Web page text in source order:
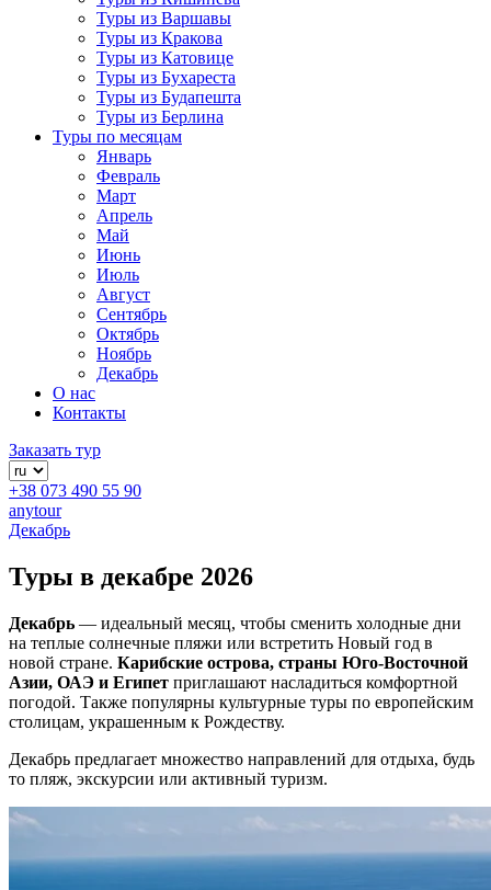
Туры из Варшавы
Туры из Кракова
Туры из Катовице
Туры из Бухареста
Туры из Будапешта
Туры из Берлина
Туры по месяцам
Январь
Февраль
Март
Апрель
Май
Июнь
Июль
Август
Сентябрь
Октябрь
Ноябрь
Декабрь
О нас
Контакты
Заказать тур
+38 073 490 55 90
anytour
Декабрь
Туры в декабре 2026
Декабрь — идеальный месяц, чтобы сменить холодные дни
на теплые солнечные пляжи или встретить Новый год в
новой стране. Карибские острова, страны Юго-Восточной
Азии, ОАЭ и Египет приглашают насладиться комфортной
погодой. Также популярны культурные туры по европейским
столицам, украшенным к Рождеству.
Декабрь предлагает множество направлений для отдыха, будь
то пляж, экскурсии или активный туризм.